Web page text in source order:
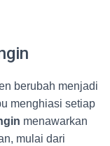
berubah menjadi
menghiasi setiap
menawarkan
mulai dari